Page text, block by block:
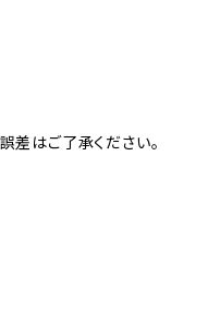
差はご了承ください。